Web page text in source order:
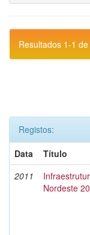
Resultados 1-1 de
Registos:
Data
Título
2011
Nordeste